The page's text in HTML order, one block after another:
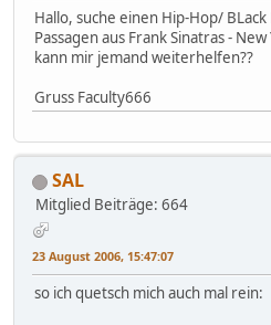
Hallo, suche einen Hip-Hop/
Passagen aus Frank Sinatras -
kann mir jemand weiterhelfen??
Gruss Faculty666
SAL
Mitglied Beiträge: 664
23 August 2006, 15:47:07
so ich quetsch mich auch mal rein: